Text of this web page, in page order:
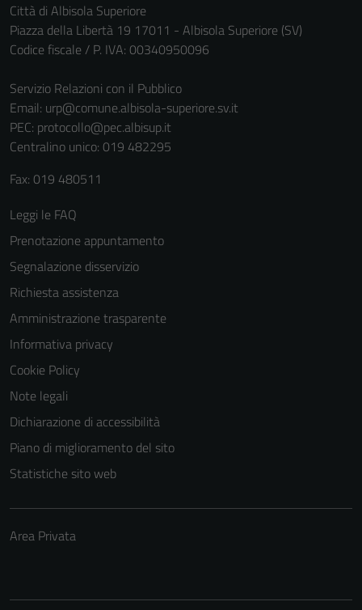
Città di Albisola Superiore
Piazza della Libertà 19 17011 - Albisola Superiore (SV)
Codice fiscale / P. IVA: 00340950096
Servizio Relazioni con il Pubblico
Email: urp@comune.albisola-superiore.sv.it
PEC: protocollo@pec.albisup.it
Centralino unico: 019 482295
Fax: 019 480511
Leggi le FAQ
Prenotazione appuntamento
Segnalazione disservizio
Richiesta assistenza
Amministrazione trasparente
Informativa privacy
Cookie Policy
Note legali
Dichiarazione di accessibilità
Piano di miglioramento del sito
Statistiche sito web
Area Privata
sono necessari